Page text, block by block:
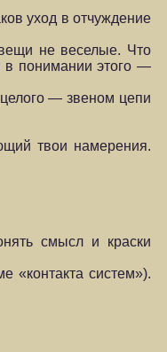
уход в отчуждение
не веселые. Что
в понимании этого —
— звеном цепи
твои намерения.
смысл и краски
«контакта систем»).